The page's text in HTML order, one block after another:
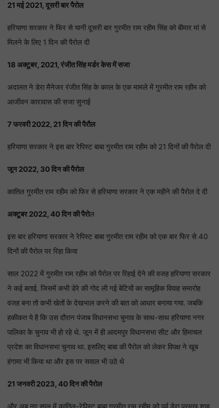
21 मई 2021, दूसरी बार पैरोल
हरियाणा सरकार ने फिर से यानी दूसरी बार गुरमीत राम रहीम सिंह को बीमार मां से
मिलने के लिए 1 दिन की पैरोल दी
18 अक्टूबर, 2021, रंजीत सिंह मर्डर केस में सजा
अदालत ने डेरा मैनेजर रंजीत सिंह के कत्ल के एक मामले में गुरमीत राम रहीम को
आजीवन कारावास की सजा सुनाई
7 फरवरी 2022, 21 दिन की पैरौल
हरियाणा सरकार ने इस बार रेपिस्ट बाबा गुरमीत राम रहीम को 21 दिनों की पैरोल दी
जून 2022, 30 दिन की पैरोल
कातिल गुरमीत राम रहीम को फिर से हरियाणा सरकार ने एक महीने की पैरोल दे दी
अक्टूबर 2022, 40 दिन की पैरोल
इस बार हरियाणा सरकार ने रेपिस्ट बाबा गुरमीत राम रहीम को एक बार फिर से 40
दिनों की पैरोल पर रिहा किया
साल 2022 में गुरमीत राम रहीम को पैरोल पर रिहाई देने की वजह हरियाणा सरकार
ने कई बताई. जिसमें कभी डेरे की गोद ली गई बेटियों का सामूहिक विवाह समारोह
वजह बना तो कभी खेतों के देखभाल करने की बात को आधार बनाया गया. जबकि
हकीकत ये है कि उस दौरान पंजाब विधानसभा चुनाव के साथ-साथ हरियाणा नगर
पालिका के चुनाव भी हो रहे थे. जून में ही आदमपुर विधानसभा सीट और हिमाचल
प्रदेश का विधानसभा चुनाव था. इसलिए बाबा की पैरोल को लेकर विपक्ष ने खूब
हंगामा भी किया था और इस पर सवाल भी उठे थे
21 जनवरी 2023, 40 दिन की पैरोल